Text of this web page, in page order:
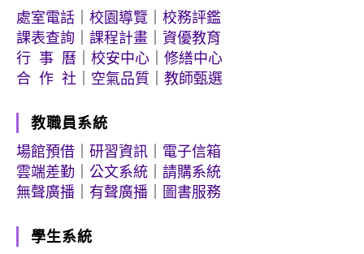
處室電話
校園導覽
校務評鑑
課表查詢
課程計畫
資優教育
行 事 曆
校安中心
修繕中心
合 作 社
空氣品質 教師甄選
教職員系統
場館預借
研習資訊
電子信箱
雲端差勤
公文系統
請購系統
無聲廣播
有聲廣播 圖書服務
學生系統